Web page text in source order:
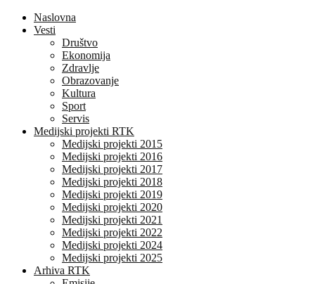
Naslovna
Vesti
Društvo
Ekonomija
Zdravlje
Obrazovanje
Kultura
Sport
Servis
Medijski projekti RTK
Medijski projekti 2015
Medijski projekti 2016
Medijski projekti 2017
Medijski projekti 2018
Medijski projekti 2019
Medijski projekti 2020
Medijski projekti 2021
Medijski projekti 2022
Medijski projekti 2024
Medijski projekti 2025
Arhiva RTK